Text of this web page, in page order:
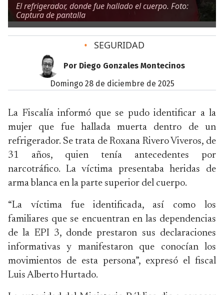
El refrigerador, donde fue hallado el cuerpo. Foto:
Captura de pantalla
• SEGURIDAD
Por Diego Gonzales Montecinos
domingo 28 de diciembre de 2025
La Fiscalía informó que se pudo identificar a la
mujer que fue hallada muerta dentro de un
refrigerador. Se trata de Roxana Rivero Viveros, de
31 años, quien tenía antecedentes por
narcotráfico. La víctima presentaba heridas de
arma blanca en la parte superior del cuerpo.
“La víctima fue identificada, así como los
familiares que se encuentran en las dependencias
de la EPI 3, donde prestaron sus declaraciones
informativas y manifestaron que conocían los
movimientos de esta persona”, expresó el fiscal
Luis Alberto Hurtado.